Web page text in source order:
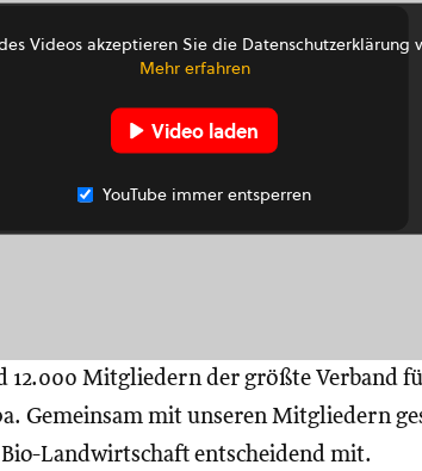
Videos akzeptieren Sie die Datenschutzerklärung
Mehr erfahren
Video laden
YouTube immer entsperren
12.000 Mitgliedern der größte Verband
Gemeinsam mit unseren Mitgliedern
Bio-Landwirtschaft entscheidend mit.